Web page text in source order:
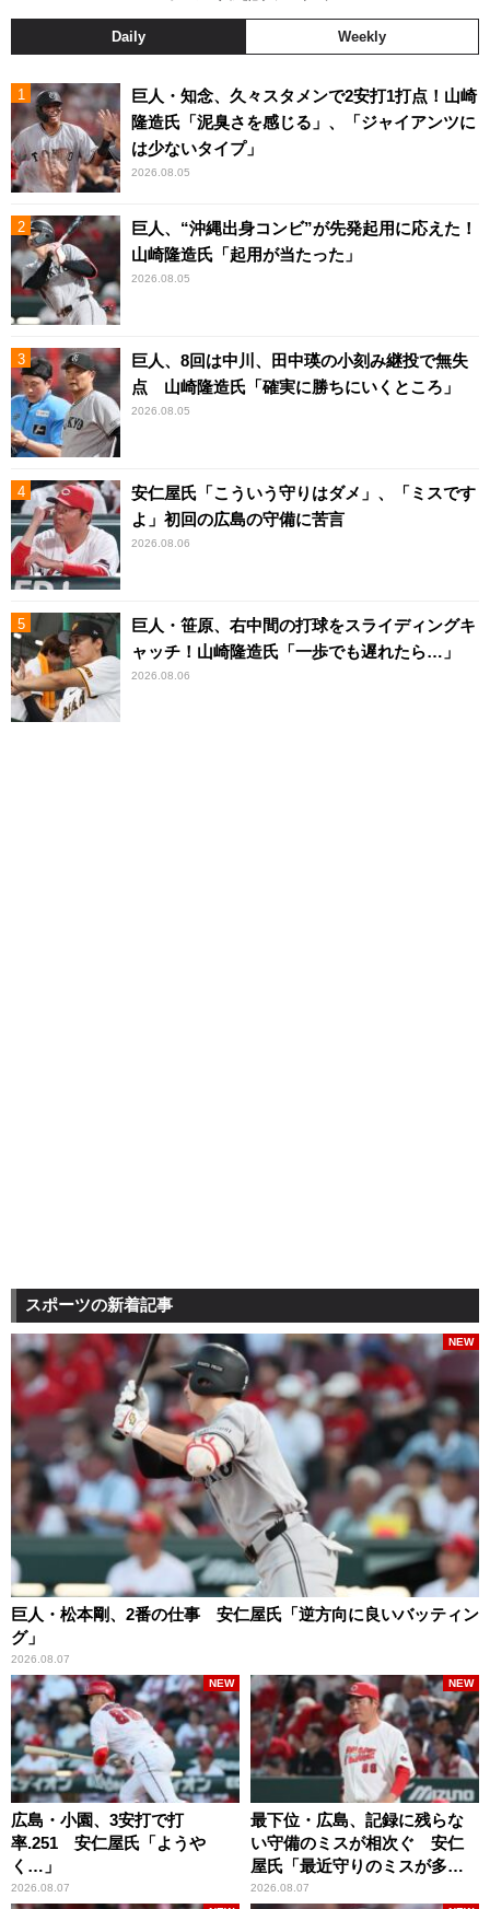
Daily Weekly
巨人・知念、久々スタメンで2安打1打点！山崎
隆造氏「泥臭さを感じる」、「ジャイアンツに
は少ないタイプ」
2026.08.05
巨人、“沖縄出身コンビ”が先発起用に応えた！
山崎隆造氏「起用が当たった」
2026.08.05
巨人、8回は中川、田中瑛の小刻み継投で無失
点 山崎隆造氏「確実に勝ちにいくところ」
2026.08.05
安仁屋氏「こういう守りはダメ」、「ミスです
よ」初回の広島の守備に苦言
2026.08.06
巨人・笹原、右中間の打球をスライディングキ
ャッチ！山崎隆造氏「一歩でも遅れたら…」
2026.08.06
スポーツの新着記事
巨人・松本剛、2番の仕事 安仁屋氏「逆方向に良いバッティン
グ」
2026.08.07
NEW
広島・小園、3安打で打
率.251 安仁屋氏「ようや
く…」
2026.08.07
NEW
最下位・広島、記録に残らな
い守備のミスが相次ぐ 安仁
屋氏「最近守りのミスが多
い」
2026.08.07
NEW